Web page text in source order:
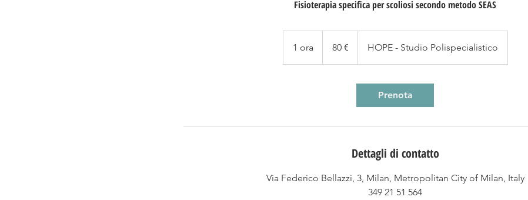
Fisioterapia specifica per scoliosi secondo metodo SEAS
1 ora1
o
80 € HOPE - Studio Polispecialistico
Prenota
Dettagli di contatto
Via Federico Bellazzi, 3, Milan, Metropolitan City of Milan, Italy
349 21 51 564